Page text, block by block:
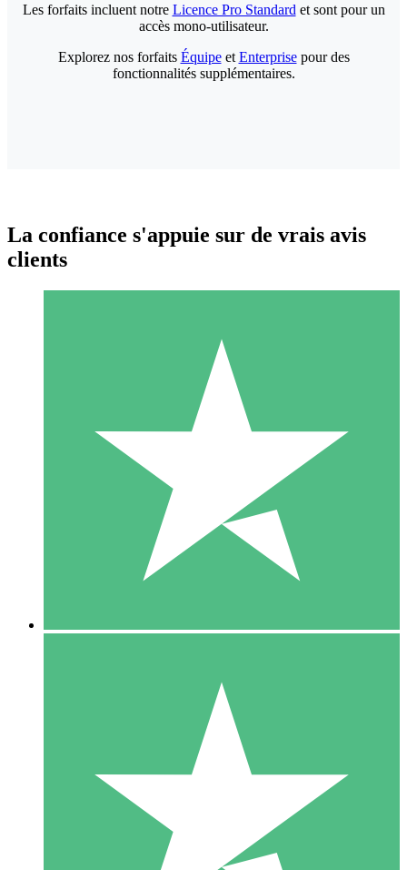
Packs de Crédits Individuels
Payez à l'utilisation avec des crédits de téléchargement. Sans
1 Téléchargement
10 00
10 Téléchargements
20 00
Les forfaits incluent notre Licence Pro Standard et sont pour un
accès mono-utilisateur.
Explorez nos forfaits Équipeet Enterprisepour des
fonctionnalités supplémentaires.
La confiance s'appuie sur de vrais avis
clients